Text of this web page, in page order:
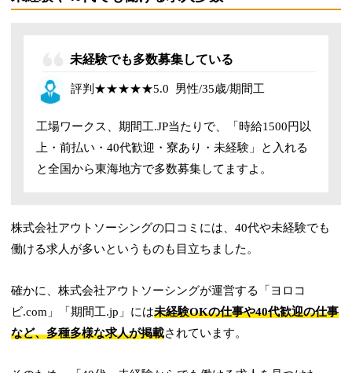
未経験でも多数募集している
評判 ★★★★★5.0 男性/35歳/期間工
工場ワークス、期間工.JP当たりで、「時給1500円以
上・前払い・40代歓迎・寮あり・未経験」と入れる
と全国から東海地方で多数募集してますよ。
株式会社アウトソーシングの口コミには、40代や未経験でも
働ける求人が多いというものも目立ちました。
確かに、株式会社アウトソーシングが運営する「ヨロコ
ビ.com」「期間工.jp」には未経験OKの仕事や40代歓迎の仕事
など、多種多様な求人が掲載されています。